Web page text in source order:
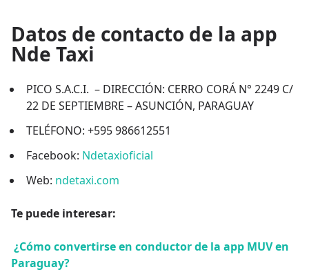
Datos de contacto de la app
Nde Taxi
PICO S.A.C.I. – DIRECCIÓN: CERRO CORÁ N° 2249 C/
22 DE SEPTIEMBRE – ASUNCIÓN, PARAGUAY
TELÉFONO: +595 986612551
Facebook: Ndetaxioficial
Web: ndetaxi.com
Te puede interesar:
¿Cómo convertirse en conductor de la app MUV en
Paraguay?